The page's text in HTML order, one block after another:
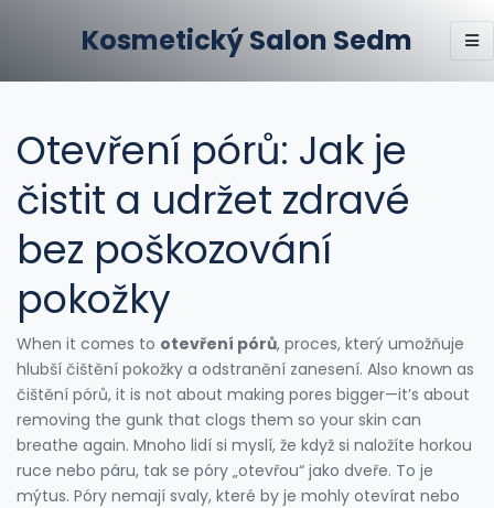
Kosmetický Salon Sedm
Otevření pórů: Jak je
čistit a udržet zdravé
bez poškozování
pokožky
When it comes to otevření pórů, proces, který umožňuje
hlubší čištění pokožky a odstranění zanesení. Also known as
čištění pórů, it is not about making pores bigger—it’s about
removing the gunk that clogs them so your skin can
breathe again. Mnoho lidí si myslí, že když si naložíte horkou
ruce nebo páru, tak se póry „otevřou“ jako dveře. To je
mýtus. Póry nemají svaly, které by je mohly otevírat nebo